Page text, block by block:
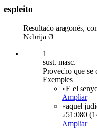
espleito
Resultado aragonés,
Nebrija Ø
1
sust. masc.
Provecho que se
Exemples
«E el
Ampliar
«aquel
251:080
Ampliar